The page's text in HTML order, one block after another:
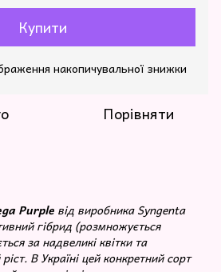
Купити
накопичувальної знижки
Порівняти
Purple від виробника Syngenta
гібрид (розмножується
за надвеликі квітки та
В Україні цей конкретний сорт